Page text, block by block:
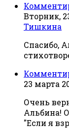
Вторник,
Тишкина
Спасибо,
23 марта
Очень
Альбина!
"Если я